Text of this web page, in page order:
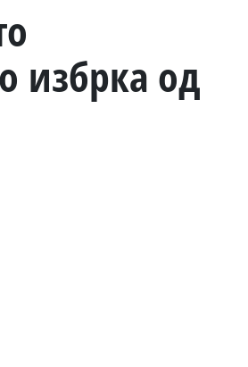
избрка од